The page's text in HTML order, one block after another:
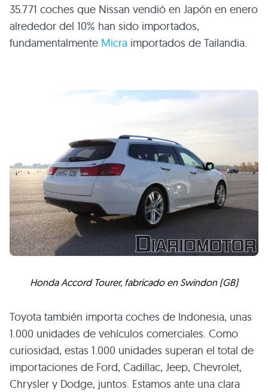
35.771 coches que Nissan vendió en Japón en enero
alrededor del 10% han sido importados,
fundamentalmente Micra importados de Tailandia.
Honda Accord Tourer, fabricado en Swindon (GB)
Toyota también importa coches de Indonesia, unas
1.000 unidades de vehículos comerciales. Como
curiosidad, estas 1.000 unidades superan el total de
importaciones de Ford, Cadillac, Jeep, Chevrolet,
Chrysler y Dodge, juntos. Estamos ante una clara